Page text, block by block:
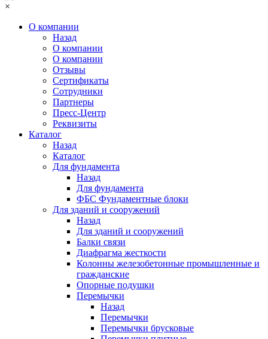
×
О компании
Назад
О компании
О компании
Отзывы
Сертификаты
Сотрудники
Партнеры
Пресс-Центр
Реквизиты
Каталог
Назад
Каталог
Для фундамента
Назад
Для фундамента
ФБС Фундаментные блоки
Для зданий и сооружений
Назад
Для зданий и сооружений
Балки связи
Диафрагма жесткости
Колонны железобетонные промышленные и
гражданские
Опорные подушки
Перемычки
Назад
Перемычки
Перемычки брусковые